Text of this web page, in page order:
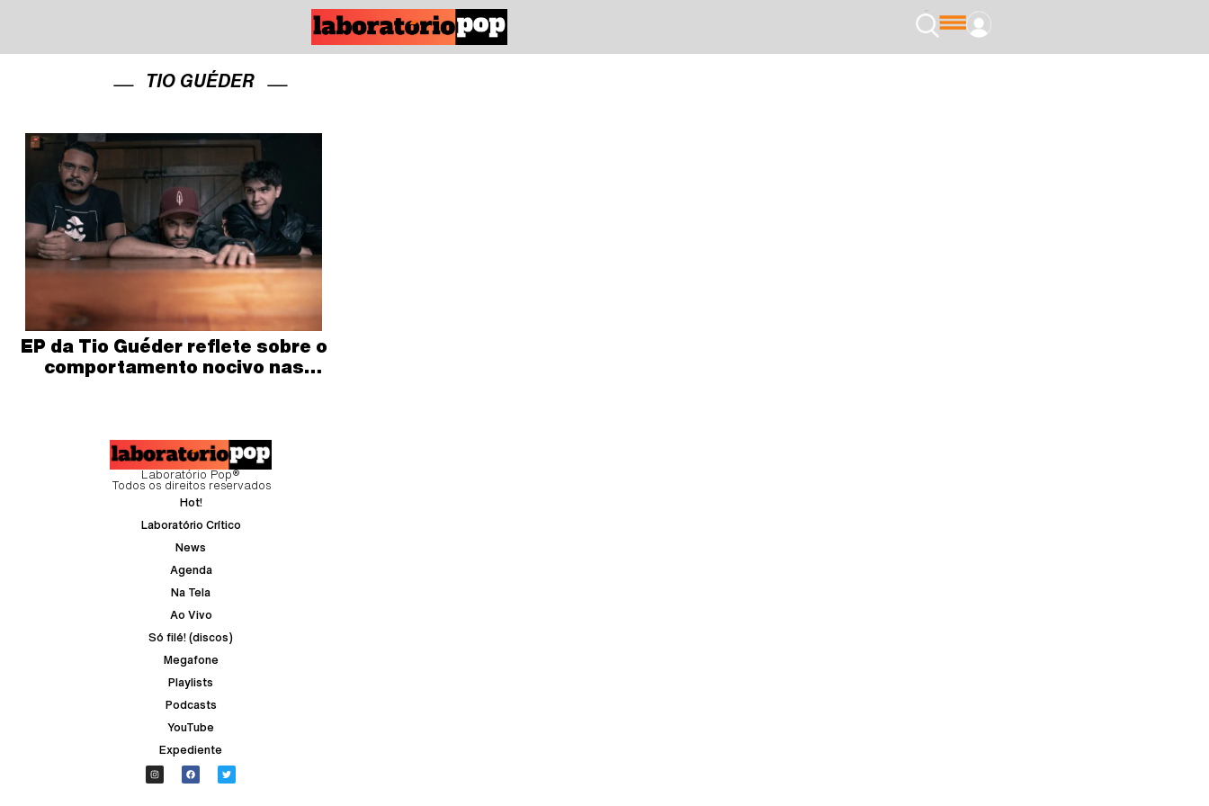
TIO GUÉDER
EP da Tio Guéder reflete sobre o
comportamento nocivo nas
Laboratório Pop®
Todos os direitos reservados
Hot!
Laboratório Crítico
News
Agenda
Na Tela
Ao Vivo
Só filé! (discos)
Megafone
Playlists
Podcasts
YouTube
Expediente